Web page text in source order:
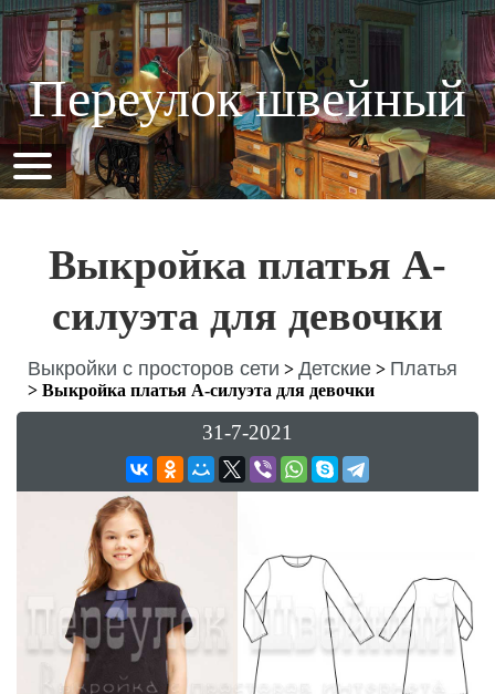
Переулок швейный
Выкройка платья А-
силуэта для девочки
Выкройки с просторов сети > Детские > Платья
> Выкройка платья А-силуэта для девочки
31-7-2021